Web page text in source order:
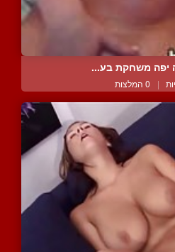
יפה משחקת בע...
| 0 המלצות